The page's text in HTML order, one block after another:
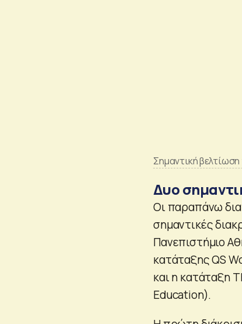
Σημαντική
Δυο
Οι παραπάνω
σημαντικές
Πανεπιστήμιο
κατάταξης QS
και η κατάταξη
Education).